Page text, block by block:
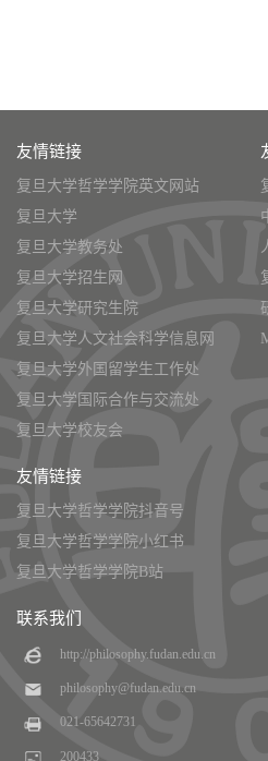
友情链接
复旦大学哲学学院英文网站
复旦大学
复旦大学教务处
复旦大学招生网
复旦大学研究生院
复旦大学人文社会科学信息网
复旦大学外国留学生工作处
复旦大学国际合作与交流处
复旦大学校友会
友情链接
复旦大学哲学学院抖音号
复旦大学哲学学院小红书
复旦大学哲学学院B站
联系我们
http://philosophy.fudan.edu.cn
philosophy@fudan.edu.cn
021-65642731
200433